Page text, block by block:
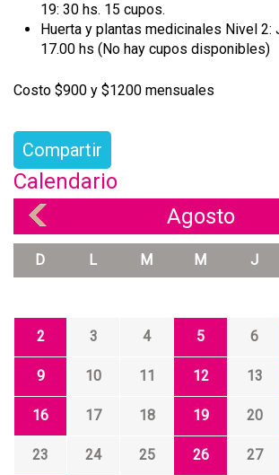
19: 30 hs. 15 cupos.
Huerta y plantas medicinales Nivel 2:
17.00 hs (No hay cupos disponibles)
Costo $900 y $1200 mensuales
Compartir
Calendario
Agosto
D L M M J
2 3 4 5 6
9 10 11 12 13
16 17 18 19 20
23 24 25 26 27